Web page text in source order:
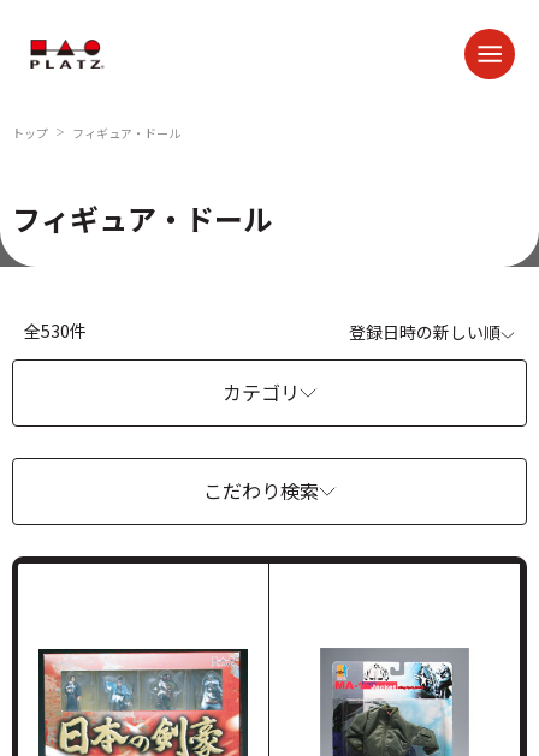
トップ ＞ フィギュア・ドール
フィギュア・ドール
カテゴリ
こだわり検索
全530件 登録日時の新しい順